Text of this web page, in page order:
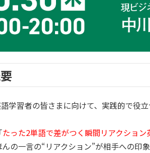
学習者の皆さまに向けて、実践的で役
たった2単語で差がつく瞬間リアクション
の一言の“リアクション”が相手への印